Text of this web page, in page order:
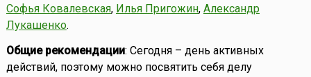
Софья Ковалевская, Илья Пригожин, Александр
Лукашенко.
Общие рекомендации: Сегодня – день активных
действий, поэтому можно посвятить себя делу